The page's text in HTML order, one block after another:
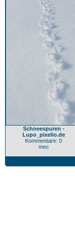
Schneespuren -
Lupo_pixelio.de
Kommentare: 0
mec